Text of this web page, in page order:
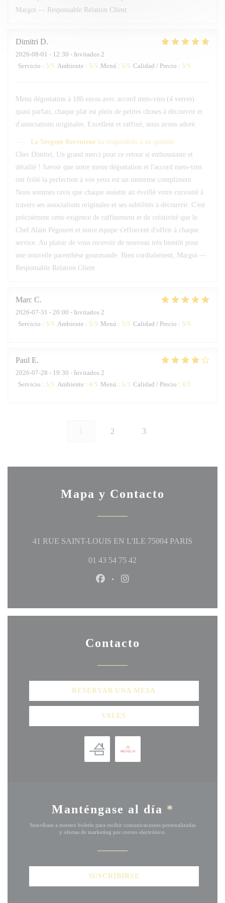
Margot — Responsable Relation Client
Dimitri D
2026-08-01 - 12:30 - Invitados 2
Servicio : 5/5 Ambiente : 5/5 Menú : 5/5 Calidad / Precio : 5/5
Menu dégustation à 180 euros avec accord mets-vins (4 verres)
quasi parfait, chaque plat est plein de petites choses à découvrir et
d'associations originales. Excellent et raffiné, nous avons adoré.
Le Sergent Recruteur ha respondido a su opinión
Cher Dimitri, Un grand merci pour ce retour si enthousiaste et
détaillé ! Savoir que notre menu dégustation et l'accord mets-vins
ont frôlé la perfection à vos yeux est un immense compliment.
Nous sommes ravis que chaque assiette ait éveillé votre curiosité à
travers ses associations originales et ses subtilités à découvrir. C'est
précisément cette exigence de raffinement et de créativité que le
Chef Alain Pégouret et notre équipe s'efforcent d'offrir à chaque
service. Au plaisir de vous recevoir de nouveau très bientôt pour
une nouvelle parenthèse gourmande. Bien cordialement, Margot —
Responsable Relation Client
Marc C
2026-07-31 - 20:00 - Invitados 2
Servicio : 5/5 Ambiente : 5/5 Menú : 5/5 Calidad / Precio : 5/5
Paul E
2026-07-28 - 19:30 - Invitados 2
Servicio : 5/5 Ambiente : 4/5 Menú : 5/5 Calidad / Precio : 4/5
1 2 3
Mapa y Contacto
41 RUE SAINT-LOUIS EN L'ILE 75004 PARIS
01 43 54 75 42
Facebook ((abre en una nueva
Contacto
RESERVAR UNA MESA
VALES
Manténgase al día *
Suscríbase a nuestro boletín para recibir comunicaciones personalizadas
y ofertas de marketing por correo electrónico.
SUSCRIBIRSE